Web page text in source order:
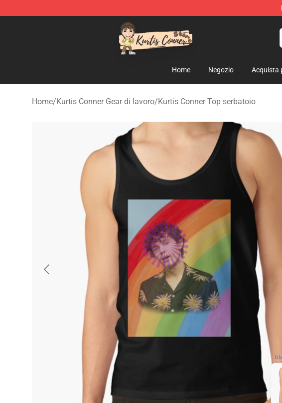
Kurtis Conner Store - Official Kurtis Conner Merchandise Shop
Home Negozio Acquista
Home/Kurtis Conner Gear di lavoro/Kurtis Conner Top serbatoio